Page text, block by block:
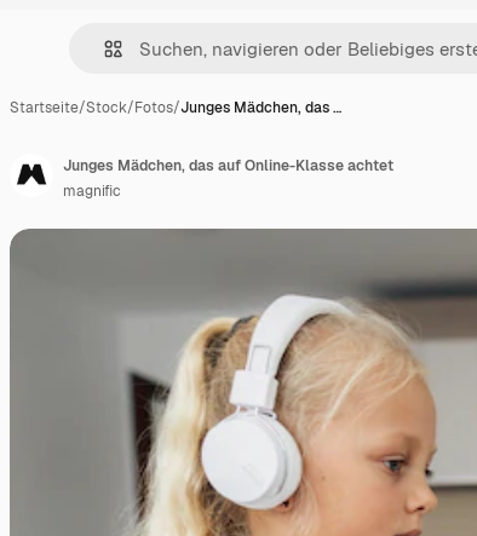
Startseite/Stock/Fotos/Junges Mädchen, das …
Junges Mädchen, das auf Online-Klasse achtet
magnific